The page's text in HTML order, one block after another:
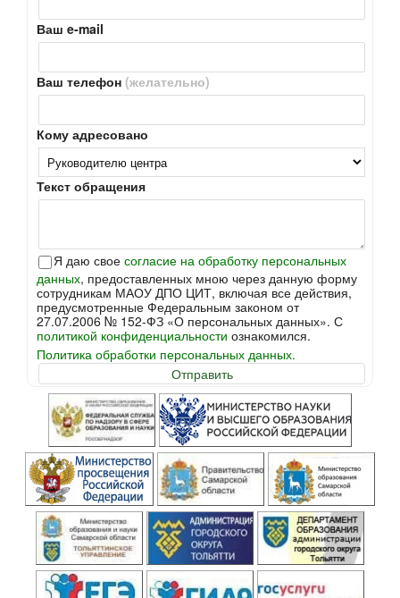
Ваш e-mail
Ваш телефон (желательно)
Кому адресовано
Текст обращения
Я даю свое согласие на обработку персональных
данных, предоставленных мною через данную форму
сотрудникам МАОУ ДПО ЦИТ, включая все действия,
предусмотренные Федеральным законом от
27.07.2006 № 152-ФЗ «О персональных данных». С
политикой конфиденциальности ознакомился.
Политика обработки персональных данных.